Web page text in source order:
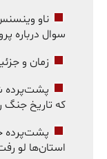
سوال درباره پرواز
زمان و
پشت‌پرده
که تاریخ جنگ
پشت‌پرده
استان‌ها لو